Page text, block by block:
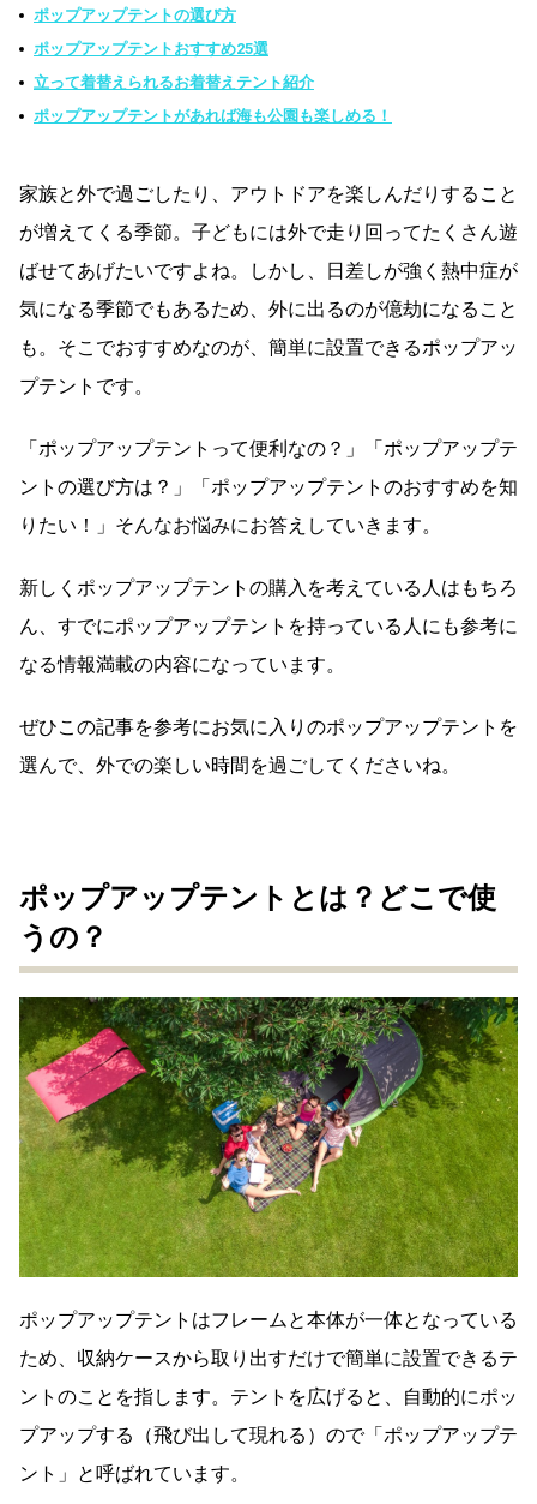
ポップアップテントの選び方
ポップアップテントおすすめ25選
立って着替えられるお着替えテント紹介
ポップアップテントがあれば海も公園も楽しめる！
家族と外で過ごしたり、アウトドアを楽しんだりすること
が増えてくる季節。子どもには外で走り回ってたくさん遊
ばせてあげたいですよね。しかし、日差しが強く熱中症が
気になる季節でもあるため、外に出るのが億劫になること
も。そこでおすすめなのが、簡単に設置できるポップアッ
プテントです。
「ポップアップテントって便利なの？」「ポップアップテ
ントの選び方は？」「ポップアップテントのおすすめを知
りたい！」そんなお悩みにお答えしていきます。
新しくポップアップテントの購入を考えている人はもちろ
ん、すでにポップアップテントを持っている人にも参考に
なる情報満載の内容になっています。
ぜひこの記事を参考にお気に入りのポップアップテントを
選んで、外での楽しい時間を過ごしてくださいね。
ポップアップテントとは？どこで使
うの？
ポップアップテントはフレームと本体が一体となっている
ため、収納ケースから取り出すだけで簡単に設置できるテ
ントのことを指します。テントを広げると、自動的にポッ
プアップする（飛び出して現れる）ので「ポップアップテ
ント」と呼ばれています。